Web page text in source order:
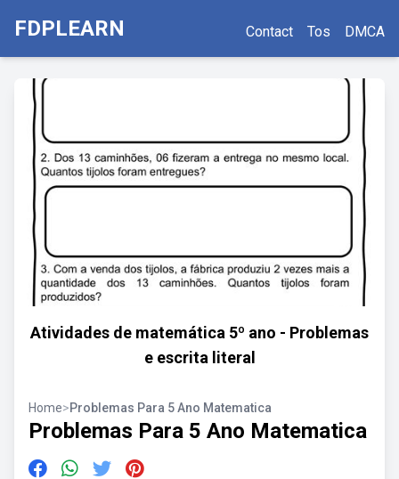
FDPLEARN Contact Tos DMCA
Atividades de matemática 5º ano - Problemas
e escrita literal
Home>Problemas Para 5 Ano Matematica
Problemas Para 5 Ano Matematica